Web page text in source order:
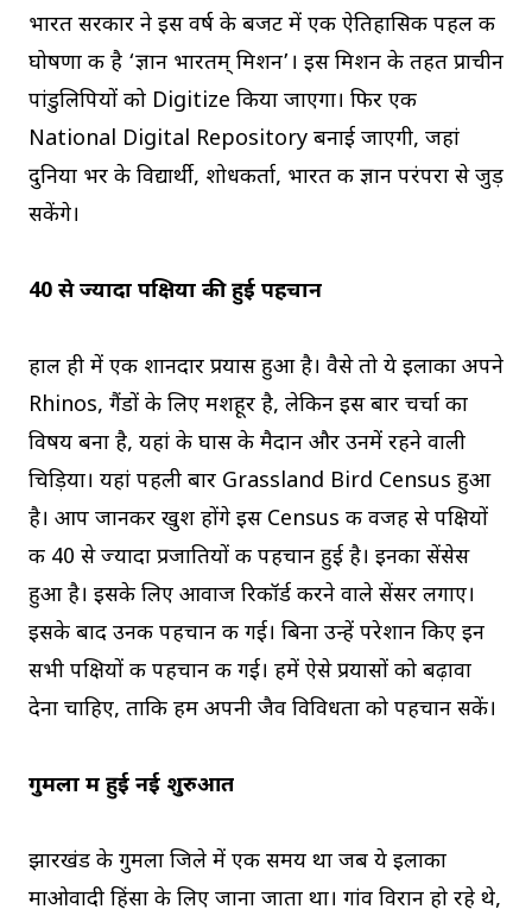
भारत सरकार ने इस वर्ष के बजट में एक ऐतिहासिक पहल की
घोषणा की है ‘ज्ञान भारतम् मिशन’। इस मिशन के तहत प्राचीन
पांडुलिपियों को Digitize किया जाएगा। फिर एक
National Digital Repository बनाई जाएगी, जहां
दुनिया भर के विद्यार्थी, शोधकर्ता, भारत की ज्ञान परंपरा से जुड़
सकेंगे।
40 से ज्यादा पक्षियों की हुई पहचान
हाल ही में एक शानदार प्रयास हुआ है। वैसे तो ये इलाका अपने
Rhinos, गैंडों के लिए मशहूर है, लेकिन इस बार चर्चा का
विषय बना है, यहां के घास के मैदान और उनमें रहने वाली
चिड़िया। यहां पहली बार Grassland Bird Census हुआ
है। आप जानकर खुश होंगे इस Census की वजह से पक्षियों
की 40 से ज्यादा प्रजातियों की पहचान हुई है। इनका सेंसेस
हुआ है। इसके लिए आवाज रिकॉर्ड करने वाले सेंसर लगाए।
इसके बाद उनकी पहचान की गई। बिना उन्हें परेशान किए इन
सभी पक्षियों की पहचान की गई। हमें ऐसे प्रयासों को बढ़ावा
देना चाहिए, ताकि हम अपनी जैव विविधता को पहचान सकें।
गुमला में हुई नई शुरुआत
झारखंड के गुमला जिले में एक समय था जब ये इलाका
माओवादी हिंसा के लिए जाना जाता था। गांव विरान हो रहे थे,